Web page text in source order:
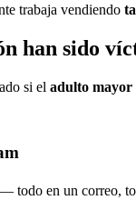
trabaja vendiendo
han sido
si el adulto mayor
todo en un correo,